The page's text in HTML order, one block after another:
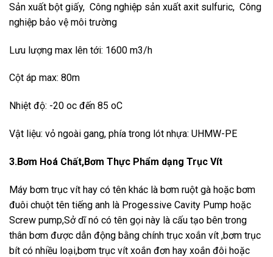
Sản xuất bột giấy, Công nghiệp sản xuất axit sulfuric, Công
nghiệp bảo vệ môi trường
Lưu lượng max lên tới: 1600 m3/h
Cột áp max: 80m
Nhiệt độ: -20 oc đến 85 oC
Vật liệu: vỏ ngoài gang, phía trong lót nhựa: UHMW-PE
3.Bơm Hoá Chất,Bơm Thực Phẩm dạng Trục Vít
Máy bơm trục vít hay có tên khác là bơm ruột gà hoặc bơm
đuôi chuột tên tiếng anh là Progessive Cavity Pump hoặc
Screw pump,Sở dĩ nó có tên gọi này là cấu tạo bên trong
thân bơm được dẫn động bằng chính trục xoắn vít ,bơm trục
bít có nhiều loại,bơm trục vít xoắn đơn hay xoắn đôi hoặc